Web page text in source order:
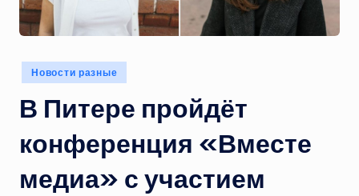
Опубликовано
в
Новости разные
В Питере пройдёт
конференция «Вместе
медиа» с участием